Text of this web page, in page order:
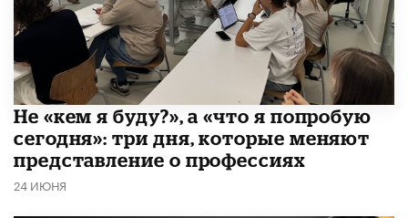
Не «кем я буду?», а «что я попробую
сегодня»: три дня, которые меняют
представление о профессиях
24 ИЮНЯ